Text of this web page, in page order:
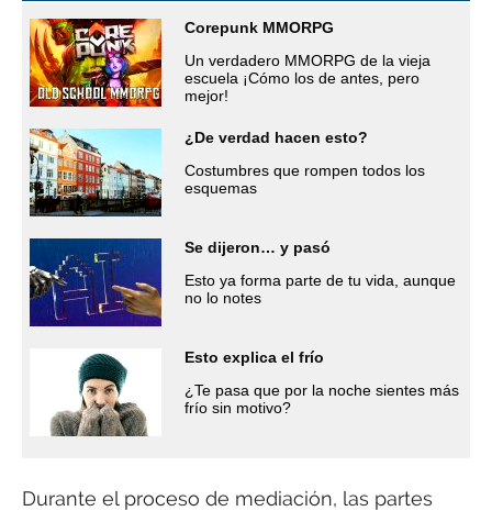
Corepunk MMORPG
Un verdadero MMORPG de la vieja
escuela ¡Cómo los de antes, pero
mejor!
¿De verdad hacen esto?
Costumbres que rompen todos los
esquemas
Se dijeron… y pasó
Esto ya forma parte de tu vida, aunque
no lo notes
Esto explica el frío
¿Te pasa que por la noche sientes más
frío sin motivo?
Durante el proceso de mediación, las partes